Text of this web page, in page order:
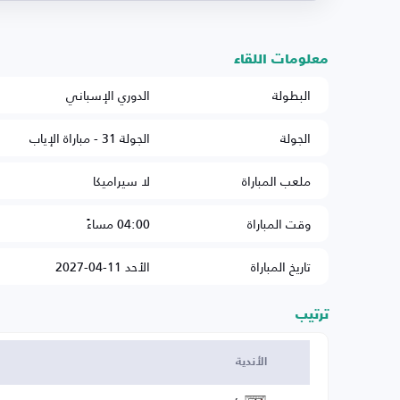
معلومات اللقاء
البطولة
الدوري الإسباني
الجولة
الجولة 31 - مباراة الإياب
ملعب المباراة
لا سيراميكا
وقت المباراة
04:00 مساءً
تاريخ المباراة
الأحد 11-04-2027
ترتيب
الأندية